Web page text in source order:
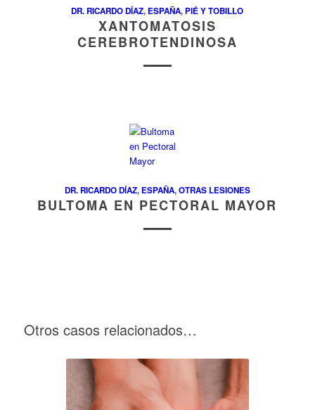
DR. RICARDO DÍAZ, ESPAÑA,PIÉ Y TOBILLO
XANTOMATOSIS
CEREBROTENDINOSA
DR. RICARDO DÍAZ, ESPAÑA,OTRAS LESIONES
BULTOMA EN PECTORAL MAYOR
Otros casos relacionados…